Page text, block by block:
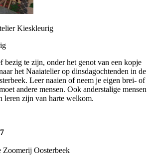
Kieskleurig
bezig te zijn, onder het genot van een kopje
het Naaiatelier op dinsdagochtenden in de
Leer naaien of neem je eigen brei- of
andere mensen. Ook anderstalige mensen
leren zijn van harte welkom.
Zoomerij Oosterbeek